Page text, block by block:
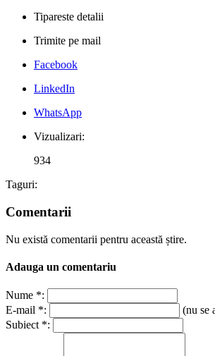
Tipareste detalii
Trimite pe mail
Facebook
LinkedIn
WhatsApp
Vizualizari:
934
Taguri:
Comentarii
Nu există comentarii pentru această știre.
Adauga un comentariu
Nume *:
E-mail *:
(nu se
Subiect *: